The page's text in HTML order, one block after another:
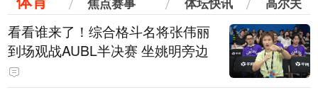
看看谁来了！综合格斗名将张伟丽
到场观战AUBL半决赛 坐姚明旁边